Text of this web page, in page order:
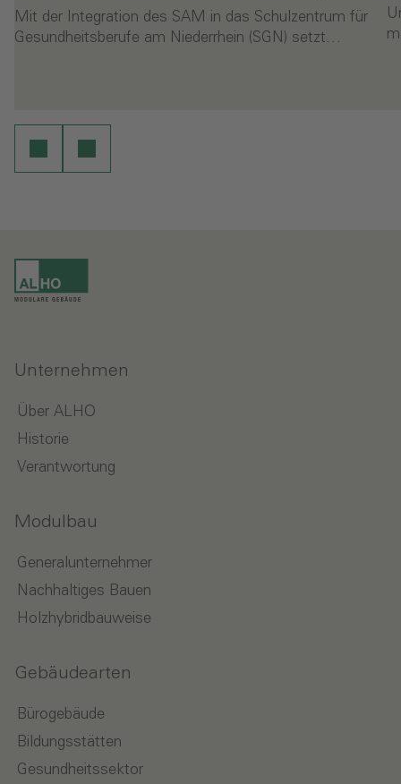
Mit der Integration des SAM in das Schulzentrum für
Gesundheitsberufe am Niederrhein (SGN) setzt…
Unternehmen
Über ALHO
Historie
Verantwortung
Modulbau
Generalunternehmer
Nachhaltiges Bauen
Holzhybridbauweise
Gebäudearten
Bürogebäude
Bildungsstätten
Gesundheitssektor